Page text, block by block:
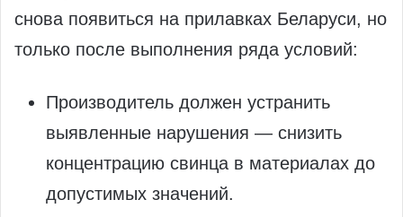
снова появиться на прилавках Беларуси, но
только после выполнения ряда условий:
Производитель должен устранить
выявленные нарушения — снизить
концентрацию свинца в материалах до
допустимых значений.